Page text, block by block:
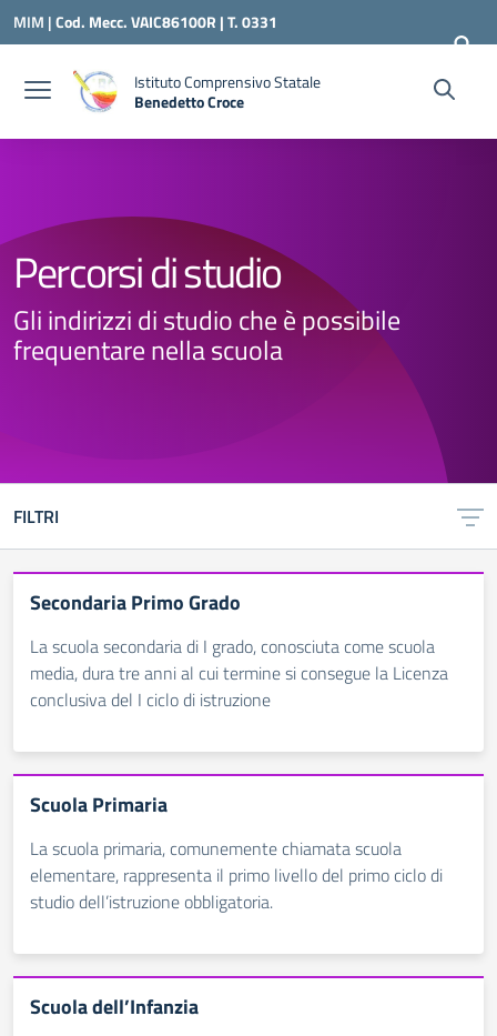
Vai ai contenuti
Vai al menu di navigazione
Vai al footer
MIM |Cod. Mecc. VAIC86100R | T. 0331
240260 | VAIC86100R@ISTRUZIONE.IT
Istituto Comprensivo Statale
Benedetto Croce
Percorsi di studio
Gli indirizzi di studio che è possibile
frequentare nella scuola
FILTRI
Secondaria Primo Grado
La scuola secondaria di I grado, conosciuta come scuola
media, dura tre anni al cui termine si consegue la Licenza
conclusiva del I ciclo di istruzione
Scuola Primaria
La scuola primaria, comunemente chiamata scuola
elementare, rappresenta il primo livello del primo ciclo di
studio dell’istruzione obbligatoria.
Scuola dell’Infanzia